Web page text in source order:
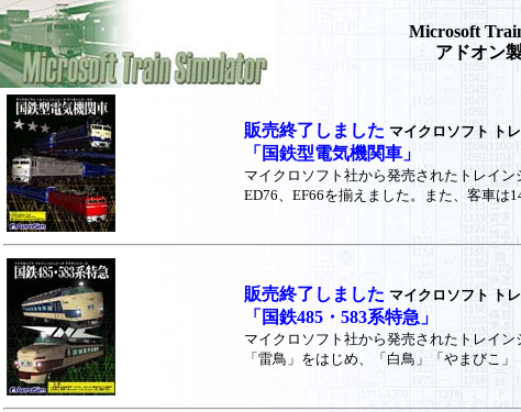
Microsoft
アドオン
販売終了しました マイクロソフト ト
「国鉄型電気機関車」
マイクロソフト社から発売されたトレイ
ED76、EF66を揃えました。また、客車は
販売終了しました マイクロソフト ト
「国鉄485・583系特急」
マイクロソフト社から発売されたトレイ
「雷鳥」をはじめ、「白鳥」「やまびこ